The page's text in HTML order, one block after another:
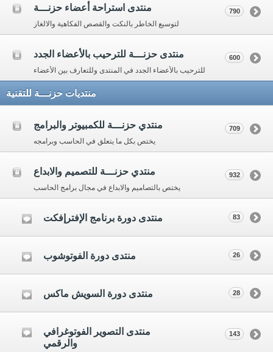
منتدى استراحة أعضاء حزنـــة
لتوسيع الخاطر بالنكت والقصص الفكاهية والالغاز
790
منتدى حزنـــة للترحيب بالأعضاء الجدد
للترحيب بالأعضاء الجدد في المنتدى وللتعارف بين الأعضاء
600
منتديات حزنـــة للتقنية
منتدي حزنـــة للكمبيوتر والبرامج
يختص بكل ما يتعلق في الحاسب وبرامجه
709
منتدي حزنـــة للتصميم والابداع
يختص بالتصاميم والابداع في مجال برامج الحاسب
932
منتدى دورة برنامج الإفترإفكت 83
منتدى دورة الفوتوشوب 26
منتدى دورة السويش ماكس 28
منتدى التصوير الفوتوغرافي
والرقمي
143